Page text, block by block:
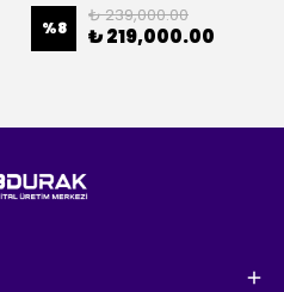
%8
₺ 239,000.00
₺ 219,000.00